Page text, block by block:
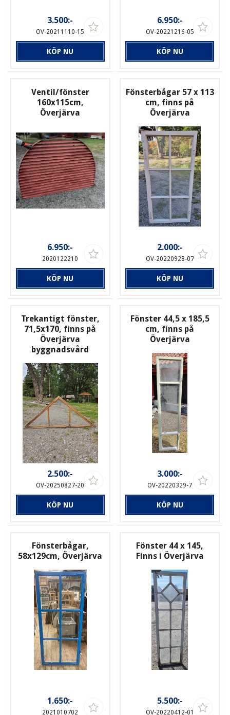
3.500:-
OV-20211110-15
KÖP NU
6.950:-
OV-20221216-05
KÖP NU
Ventil/fönster
160x115cm,
Överjärva
6.950:-
2020122210
KÖP NU
Fönsterbågar 57 x 113
cm, finns på
Överjärva
2.000:-
OV-20220928-07
KÖP NU
Trekantigt fönster,
71,5x170, finns på
Överjärva
byggnadsvård
2.500:-
OV-20250827-20
KÖP NU
Fönster 44,5 x 185,5
cm, finns på
Överjärva
3.000:-
OV-20220329-7
KÖP NU
Fönsterbågar,
58x129cm, Överjärva
1.650:-
2021010702
Fönster 44 x 145,
Finns i Överjärva
5.500:-
OV-20220412-01